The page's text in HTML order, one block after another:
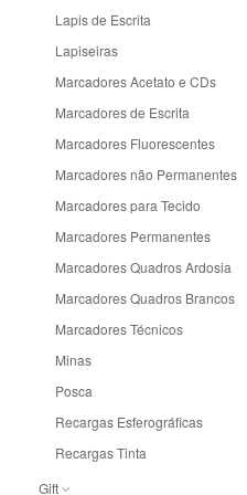
Marcadores Brush Pen
Marcadores de Pintar
Tubos Porta Desenhos
Lapis de Escrita
Lapiseiras
Marcadores Acetato e CDs
Marcadores de Escrita
Marcadores Fluorescentes
Marcadores não Permanentes
Marcadores para Tecido
Marcadores Permanentes
Marcadores Quadros Ardosia
Marcadores Quadros Brancos
Marcadores Técnicos
Minas
Posca
Recargas Esferográficas
Recargas Tinta
Gift